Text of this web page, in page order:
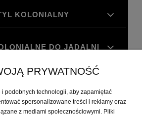
KOLONIALNY
DO JADALNI
DO GABINETU
MOJE KONTO
PRYWATNOŚĆ
podobnych technologii, aby zapamiętać
spersonalizowane treści i reklamy oraz
z mediami społecznościowymi. Pliki